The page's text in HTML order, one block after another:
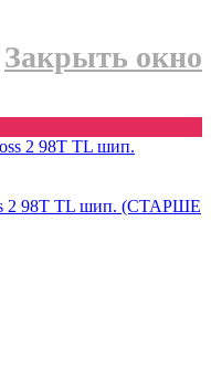
Закрыть окно
2 98T TL шип. (СТАРШЕ